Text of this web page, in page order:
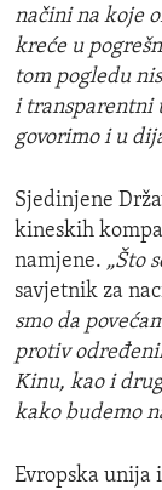
načini na koje
kreće u
tom pogledu
i transparentni
govorimo i u
Sjedinjene
kineskih
namjene. „Što
savjetnik za
smo da
protiv
Kinu, kao i
kako budemo
Evropska unija